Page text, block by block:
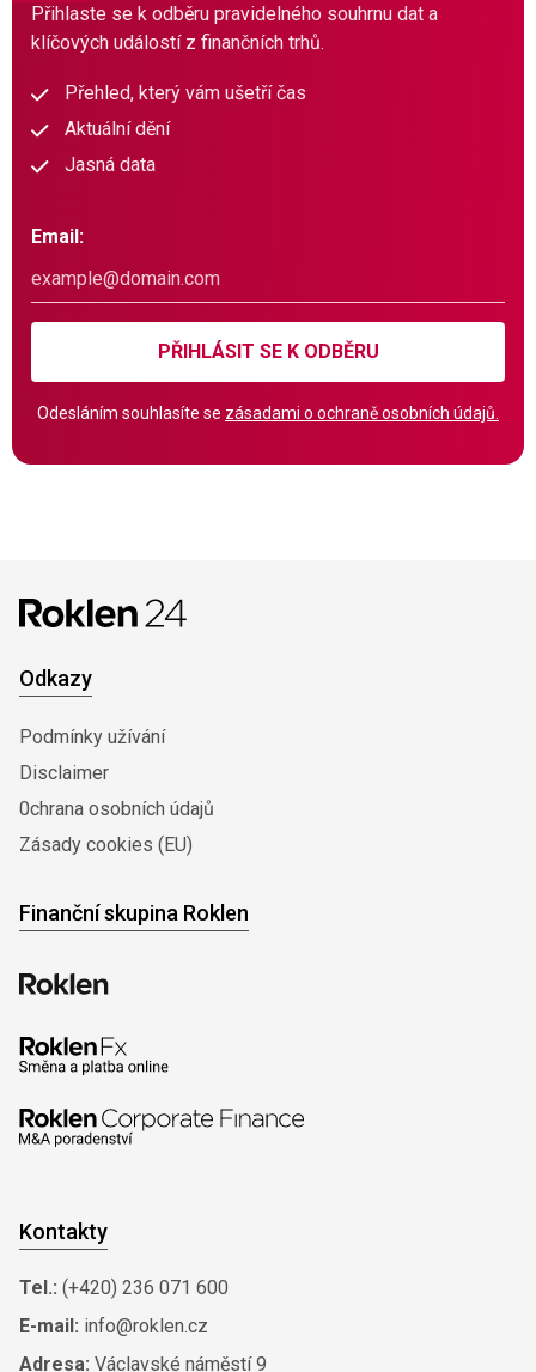
Přihlaste se k odběru pravidelného souhrnu dat a
klíčových událostí z finančních trhů.
Přehled, který vám ušetří čas
Aktuální dění
Jasná data
Email:
PŘIHLÁSIT SE K ODBĚRU
Odesláním souhlasíte se zásadami o ochraně osobních údajů.
Odkazy
Podmínky užívání
Disclaimer
0chrana osobních údajů
Zásady cookies (EU)
Finanční skupina Roklen
Kontakty
Tel.: (+420) 236 071 600
E-mail: info@roklen.cz
Adresa: Václavské náměstí 9